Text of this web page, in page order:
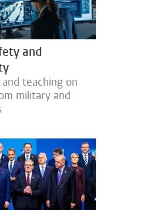
and
teaching on
military and